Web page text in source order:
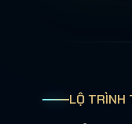
LỘ TRÌNH